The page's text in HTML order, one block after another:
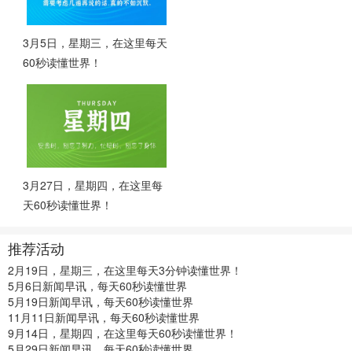
3月5日，星期三，在这里每天
60秒读懂世界！
3月27日，星期四，在这里每
天60秒读懂世界！
推荐活动
2月19日，星期三，在这里每天3分钟读懂世界！
5月6日新闻早讯，每天60秒读懂世界
5月19日新闻早讯，每天60秒读懂世界
11月11日新闻早讯，每天60秒读懂世界
9月14日，星期四，在这里每天60秒读懂世界！